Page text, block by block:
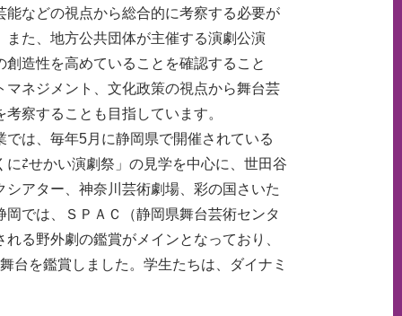
能などの視点から総合的に考察する必要が
また、地方公共団体が主催する演劇公演
創造性を高めていることを確認すること
マネジメント、文化政策の視点から舞台芸
考察することも目指しています。
は、毎年5月に静岡県で開催されている
に⇄せかい演劇祭」の見学を中心に、世田谷
シアター、神奈川芸術劇場、彩の国さいた
では、ＳＰＡＣ（静岡県舞台芸術センタ
る野外劇の鑑賞がメインとなっており、
台を鑑賞しました。学生たちは、ダイナミ